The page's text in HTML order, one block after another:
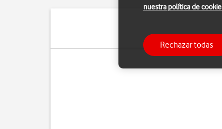
nuestra política de
Rechazar todas